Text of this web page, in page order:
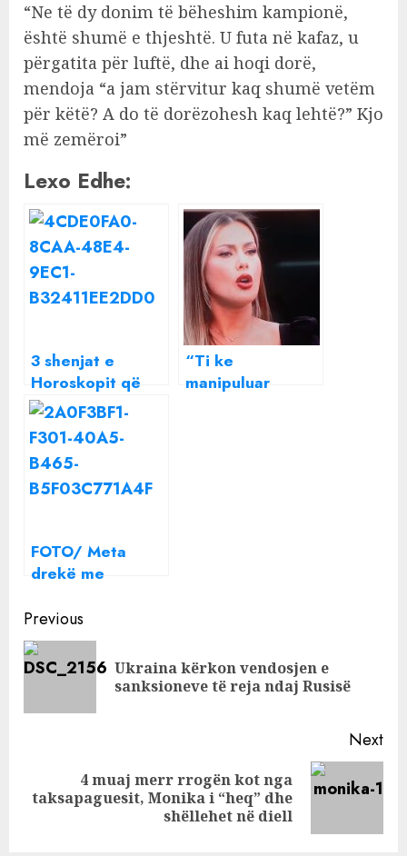
“Ne të dy donim të bëheshim kampionë,
është shumë e thjeshtë. U futa në kafaz, u
përgatita për luftë, dhe ai hoqi dorë,
mendoja “a jam stërvitur kaq shumë vetëm
për këtë? A do të dorëzohesh kaq lehtë?” Kjo
më zemëroi”
Lexo Edhe:
3 shenjat e
Horoskopit që
zemërohen
shumë lehtë
“Ti ke
manipuluar
FOTO/ Meta
drekë me
miqtë e tij
Continue
Reading
Previous
Ukraina kërkon vendosjen e
sanksioneve të reja ndaj Rusisë
Next
Next
4 muaj merr rrogën kot nga
taksapaguesit, Monika i “heq” dhe
shëllehet në diell